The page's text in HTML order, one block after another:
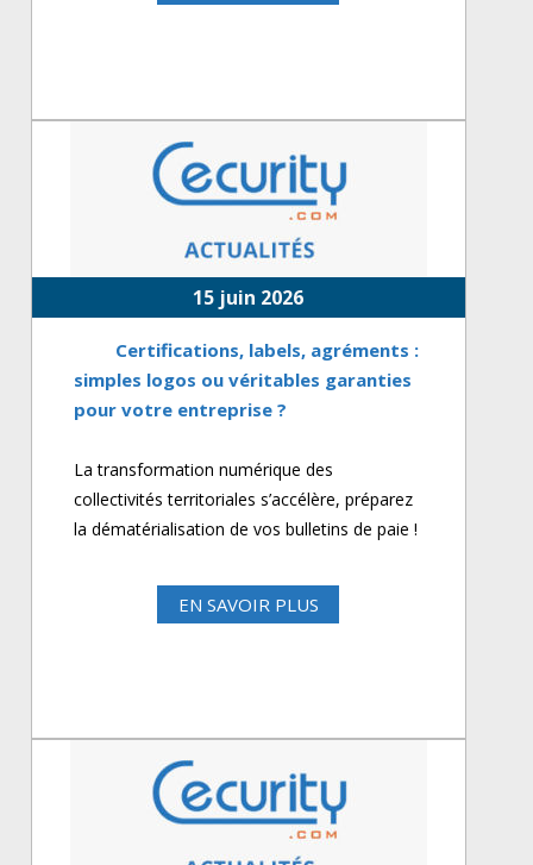
15 juin 2026
Certifications, labels, agréments :
simples logos ou véritables garanties
pour votre entreprise ?
La transformation numérique des
collectivités territoriales s’accélère, préparez
la dématérialisation de vos bulletins de paie !
EN SAVOIR PLUS